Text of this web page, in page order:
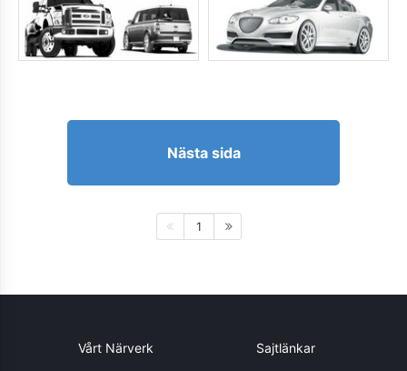
Nästa sida
1
Vårt Närverk Sajtlänkar